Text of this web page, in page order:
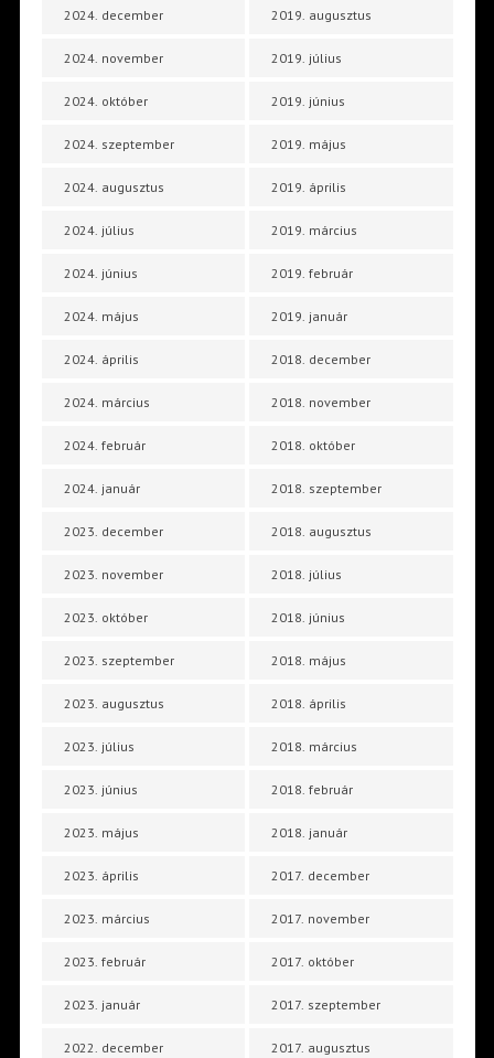
2024. december
2024. november
2024. október
2024. szeptember
2024. augusztus
2024. július
2024. június
2024. május
2024. április
2024. március
2024. február
2024. január
2023. december
2023. november
2023. október
2023. szeptember
2023. augusztus
2023. július
2023. június
2023. május
2023. április
2023. március
2023. február
2023. január
2022. december
2019. augusztus
2019. július
2019. június
2019. május
2019. április
2019. március
2019. február
2019. január
2018. december
2018. november
2018. október
2018. szeptember
2018. augusztus
2018. július
2018. június
2018. május
2018. április
2018. március
2018. február
2018. január
2017. december
2017. november
2017. október
2017. szeptember
2017. augusztus